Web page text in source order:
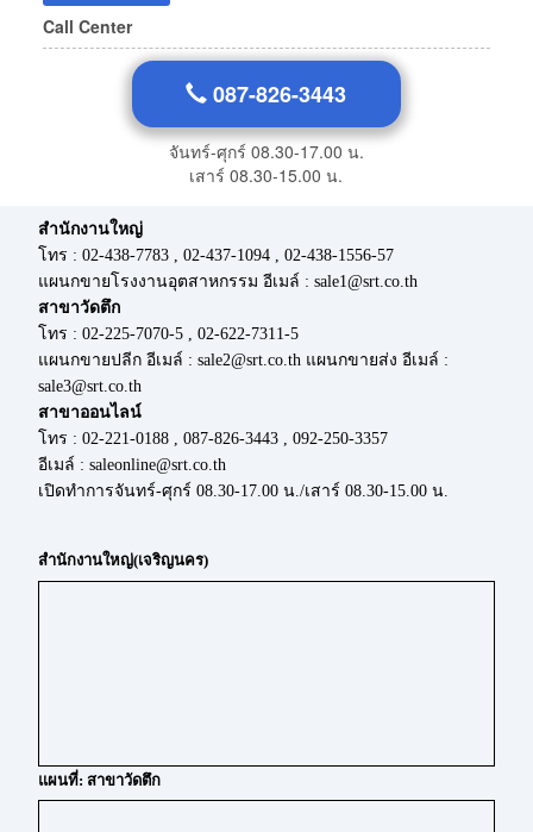
Call Center
087-826-3443
จันทร์-ศุกร์ 08.30-17.00 น.
เสาร์ 08.30-15.00 น.
สำนักงานใหญ่
โทร : 02-438-7783 , 02-437-1094 , 02-438-1556-57
แผนกขายโรงงานอุตสาหกรรม อีเมล์ : sale1@srt.co.th
สาขาวัดตึก
โทร : 02-225-7070-5 , 02-622-7311-5
แผนกขายปลีก อีเมล์ : sale2@srt.co.th แผนกขายส่ง อีเมล์ :
sale3@srt.co.th
สาขาออนไลน์
โทร : 02-221-0188 , 087-826-3443 , 092-250-3357
อีเมล์ : saleonline@srt.co.th
เปิดทำการจันทร์-ศุกร์ 08.30-17.00 น./เสาร์ 08.30-15.00 น.
สำนักงานใหญ่(เจริญนคร)
แผนที่: สาขาวัดตึก